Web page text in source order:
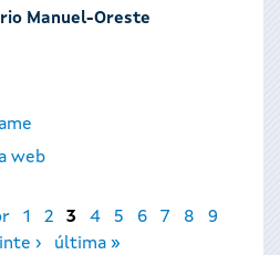
Manuel-Oreste
web
1 2 3 4 5 6 7 8
9
› última »